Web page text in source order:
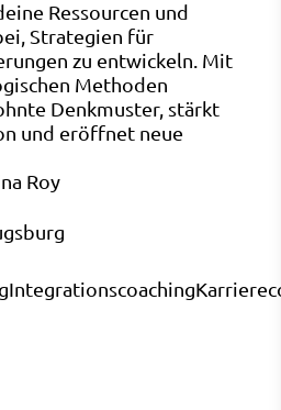
Ressourcen und
Strategien für
zu entwickeln. Mit
Methoden
Denkmuster, stärkt
und eröffnet neue
Roy
Integrationscoaching